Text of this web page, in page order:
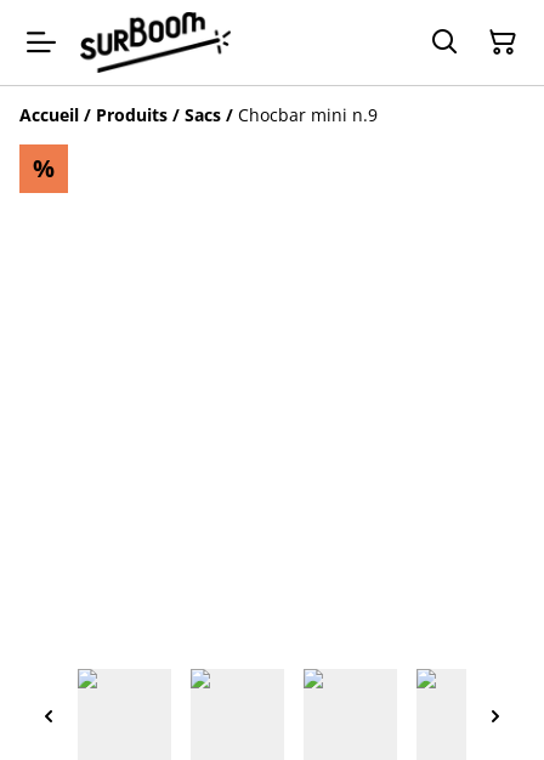
Accueil / Produits / Sacs / Chocbar mini n.9
%